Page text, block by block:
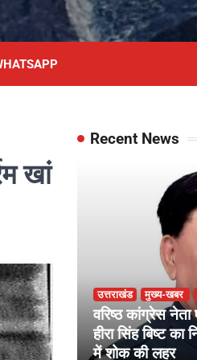
खां
Recent News
छिपाना
उत्तराखंड मुख्य-खबर
वरिष्ठ कांग्रेस नेता
हीरा सिंह बिष्ट
में शोक की लहर